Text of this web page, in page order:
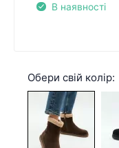
В наявності
Обери свій колір: